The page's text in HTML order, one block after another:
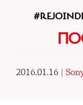
2016.01.16 |